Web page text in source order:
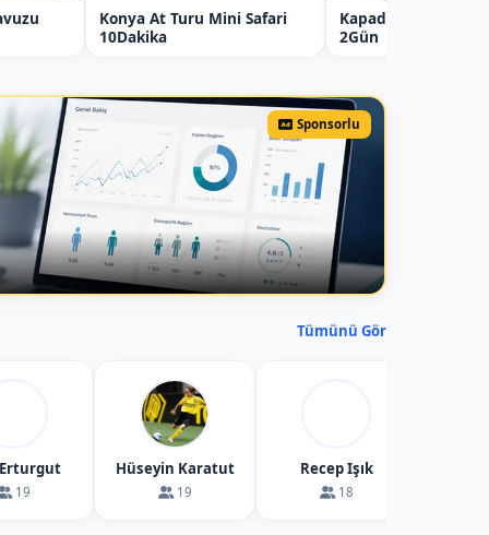
Konya At Turu Mini Safari
10Dakika
Kapadokya Enduro
2Gün
Sponsorlu
Tümünü Gör
19
Hüseyin Karatut
19
Recep Işık
18